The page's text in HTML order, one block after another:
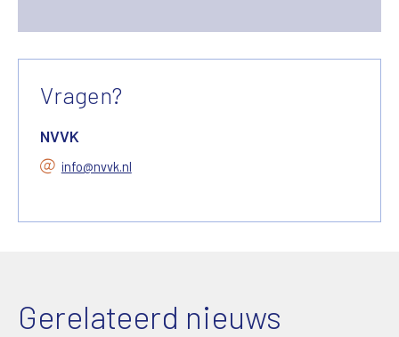
Vragen?
NVVK
info@nvvk.nl
Gerelateerd nieuws